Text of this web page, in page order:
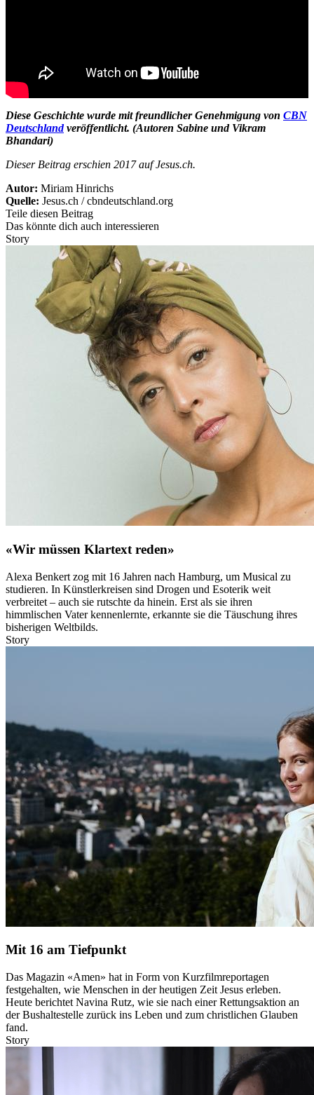
Diese Geschichte wurde mit freundlicher Genehmigung von CBN
Deutschlandveröffentlicht. (Autoren Sabine und Vikram
Bhandari)
Dieser Beitrag erschien 2017 auf Jesus.ch.
Autor: Miriam Hinrichs
Quelle: Jesus.ch / cbndeutschland.org
Teile diesen Beitrag
Das könnte dich auch interessieren
Story
«Wir müssen Klartext reden»
Alexa Benkert zog mit 16 Jahren nach Hamburg, um Musical zu
studieren. In Künstlerkreisen sind Drogen und Esoterik weit
verbreitet – auch sie rutschte da hinein. Erst als sie ihren
himmlischen Vater kennenlernte, erkannte sie die Täuschung ihres
bisherigen Weltbilds.
Story
Mit 16 am Tiefpunkt
Das Magazin «Amen» hat in Form von Kurzfilmreportagen
festgehalten, wie Menschen in der heutigen Zeit Jesus erleben.
Heute berichtet Navina Rutz, wie sie nach einer Rettungsaktion an
der Bushaltestelle zurück ins Leben und zum christlichen Glauben
fand.
Story